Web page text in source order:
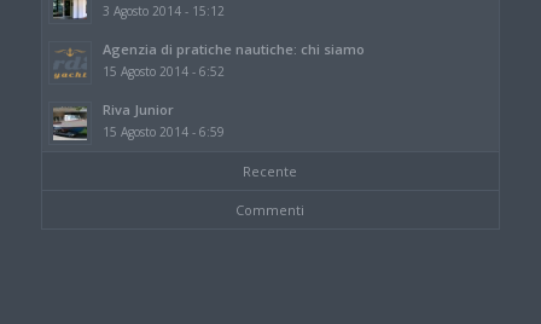
3 Agosto 2014 - 15:12
Agenzia di pratiche nautiche: chi siamo
15 Agosto 2014 - 6:52
Riva Junior
15 Agosto 2014 - 6:59
Recente
Commenti